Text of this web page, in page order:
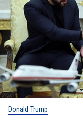
Donald Trump